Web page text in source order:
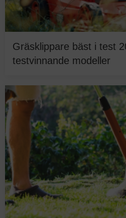
Gräsklippare bäst i test
testvinnande modeller